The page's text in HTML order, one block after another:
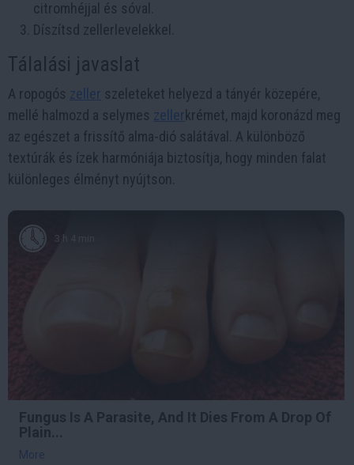
citromhéjjal és sóval.
Díszítsd zellerlevelekkel.
Tálalási javaslat
A ropogós zeller szeleteket helyezd a tányér közepére,
mellé halmozd a selymes zellerkrémet, majd koronázd meg
az egészet a frissítő alma-dió salátával. A különböző
textúrák és ízek harmóniája biztosítja, hogy minden falat
különleges élményt nyújtson.
3 h 4 min
Fungus Is A Parasite, And It Dies From A Drop Of
Plain...
More